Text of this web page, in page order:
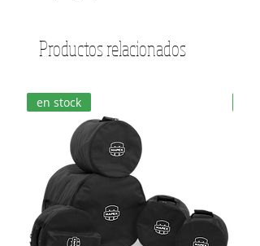
Productos relacionados
en stock